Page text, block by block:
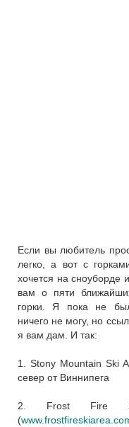
Если вы любитель
легко, а вот с
хочется на сноуборде
вам о пяти
горки. Я пока не
ничего не могу, но
я вам дам. И так:
1. Stony Mountain Ski
север от Виннипега
2. Frost Fire
(